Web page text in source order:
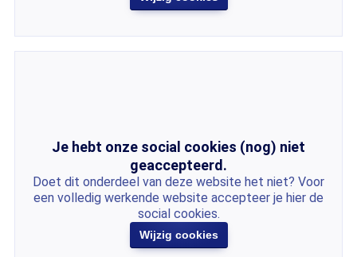
Je hebt onze social cookies (nog) niet
geaccepteerd.
Doet dit onderdeel van deze website het niet? Voor
een volledig werkende website accepteer je hier de
social cookies.
Wijzig cookies